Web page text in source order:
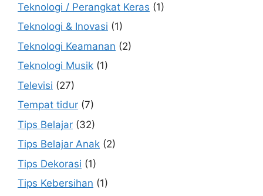
Teknologi / Perangkat Keras (1)
Teknologi & Inovasi (1)
Teknologi Keamanan (2)
Teknologi Musik (1)
Televisi (27)
Tempat tidur (7)
Tips Belajar (32)
Tips Belajar Anak (2)
Tips Dekorasi (1)
Tips Kebersihan (1)